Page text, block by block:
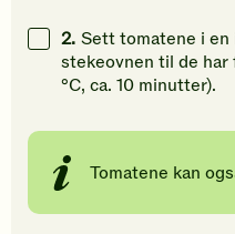
2. Sett tomatene i en
stekeovnen til de
°C, ca. 10 minutter).
Tomatene kan